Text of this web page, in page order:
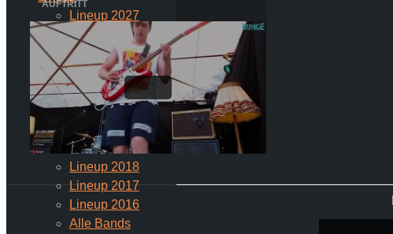
Lineup 2027
Lineup 2026
Lineup 2025
Lineup 2024
Lineup 2023
Lineup 2022
Lineup 2020
Lineup 2019
Lineup 2018
Lineup 2017
Lineup 2016
Alle Bands